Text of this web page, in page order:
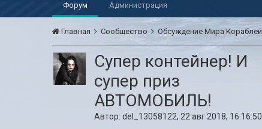
Форум Администрация
Главная Сообщество Обсуждение Мира Кораблей
Супер контейнер! И
супер приз
АВТОМОБИЛЬ!
Автор:del_13058122, 22 авг 2018, 16:16:50